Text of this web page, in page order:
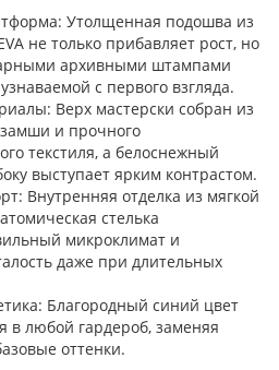
Утолщенная подошва из
не только прибавляет рост, но
архивными штампами
с первого взгляда.
Верх мастерски собран из
и прочного
текстиля, а белоснежный
выступает ярким контрастом.
Внутренняя отделка из мягкой
стелька
микроклимат и
даже при длительных
Благородный синий цвет
в любой гардероб, заменяя
оттенки.